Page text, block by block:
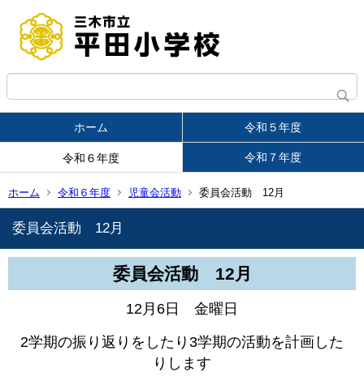
ホーム 令和５年度
令和６年度 令和７年度
ホーム 令和６年度 児童会活動 委員会活動 12月
委員会活動 12月
委員会活動 12月
12月6日 金曜日
2学期の振り返りをしたり3学期の活動を計画した
りします